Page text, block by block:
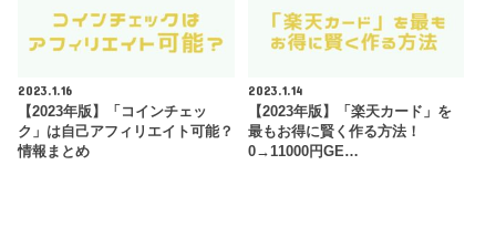
2023.1.16
【2023年版】「コインチェッ
ク」は自己アフィリエイト可能？
情報まとめ
2023.1.14
【2023年版】「楽天カード」を
最もお得に賢く作る方法！
0→11000円GE…